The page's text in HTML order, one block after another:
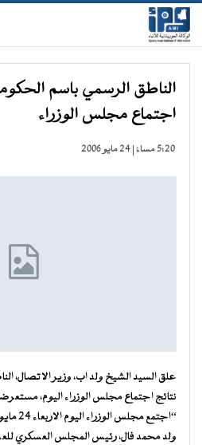
الناطق الرسمي باسم
اجتماع مجلس الوزراء
5:20 مساءً | 24 مايو 2006
علق السيد الشيخ ولد اب، وزير الاتصال،
نتائج اجتماع مجلس الوزراء اليوم،
ولد محمد فال، رئيس المجلس العسكري